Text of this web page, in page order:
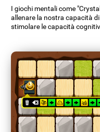
I giochi mentali come
allenare la nostra capacità
stimolare le capacità